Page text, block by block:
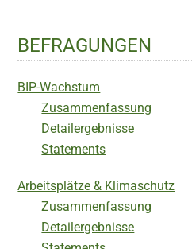
BEFRAGUNGEN
BIP-Wachstum
Zusammenfassung
Detailergebnisse
Statements
Arbeitsplätze & Klimaschutz
Zusammenfassung
Detailergebnisse